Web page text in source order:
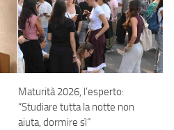
Maturità 2026, l’esperto:
“Studiare tutta la notte non
aiuta, dormire sì”